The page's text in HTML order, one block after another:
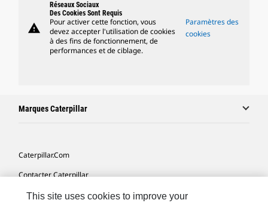
warning
Réseaux Sociaux
Des Cookies Sont Requis
Pour activer cette fonction, vous
devez accepter l'utilisation de cookies
à des fins de fonctionnement, de
performances et de ciblage.
Paramètres des
cookies
Marques Caterpillar
Caterpillar.com
Contacter Caterpillar
Mes Préférences Marketing
This site uses cookies to improve your